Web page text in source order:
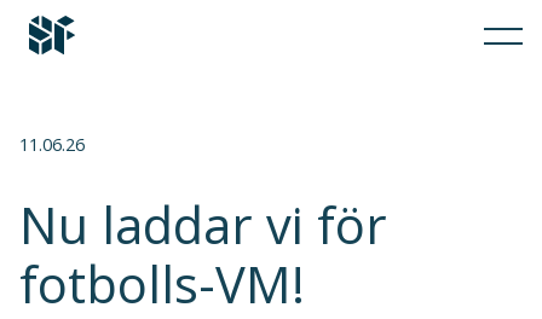
11.06.26
Nu laddar vi för
fotbolls-VM!